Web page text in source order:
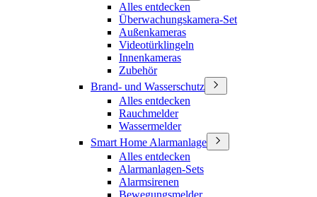
Alles entdecken
Überwachungskamera-Set
Außenkameras
Videotürklingeln
Innenkameras
Zubehör
Brand- und Wasserschutz
Alles entdecken
Rauchmelder
Wassermelder
Smart Home Alarmanlage
Alles entdecken
Alarmanlagen-Sets
Alarmsirenen
Bewegungsmelder